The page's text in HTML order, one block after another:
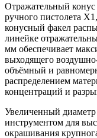
Отражательный
ручного пистолета
конусный факел
линейке
мм обеспечивает
выходящего
объёмный и
распределением
концентраций и
Увеличенный
инструментом для
окрашивания